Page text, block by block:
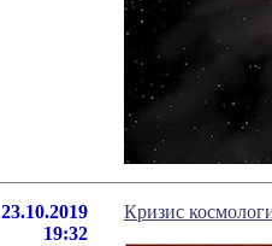
23.10.2019
19:32
Кризис